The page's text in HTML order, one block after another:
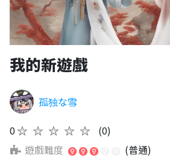
我的新遊戲
孤独な雪
0★★★★★
(0)
遊戲難度
(普通)